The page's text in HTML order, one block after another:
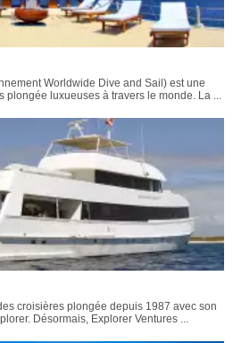
Worldwide Dive and Sail) est une
luxueuses à travers le monde. La ...
croisières plongée depuis 1987 avec son
Désormais, Explorer Ventures ...